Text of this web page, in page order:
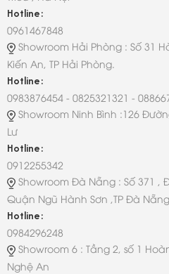
Hotline:
0961467848
Showroom Hải Phòng : Số 31
Kiến An, TP Hải Phòng.
Hotline:
0983876454 - 0825321321 -
Showroom Ninh Bình :126
Lư
Hotline:
0912255342
Showroom Đà Nẵng : Số 371 ,
Quận Ngũ Hành Sơn ,TP Đà
Hotline:
0984296248
Showroom 6 : Tầng 2, số 1
Nghệ An